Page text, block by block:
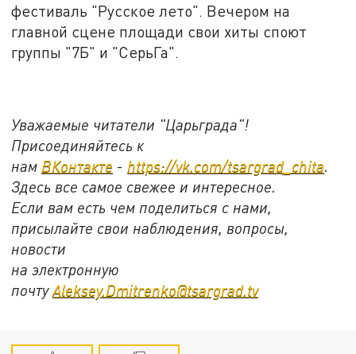
фестиваль "Русское лето". Вечером на
главной сцене площади свои хиты споют
группы "7Б" и "СерьГа".
Уважаемые читатели "Царьграда"!
Присоединяйтесь к
нам ВКонтакте - https://vk.com/tsargrad_chita.
Здесь все самое свежее и интересное.
Если вам есть чем поделиться с нами,
присылайте свои наблюдения, вопросы,
новости
на электронную
почтуAleksey.Dmitrenko@tsargrad.tv